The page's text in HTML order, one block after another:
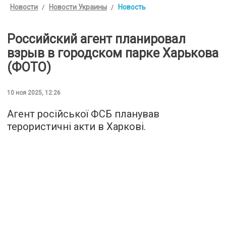
Новости Новости Украины Новость
Российский агент планировал
взрыв в городском парке Харькова
(ФОТО)
10 ноя 2025, 12:26
Агент російської ФСБ планував
терористичні акти в Харкові.